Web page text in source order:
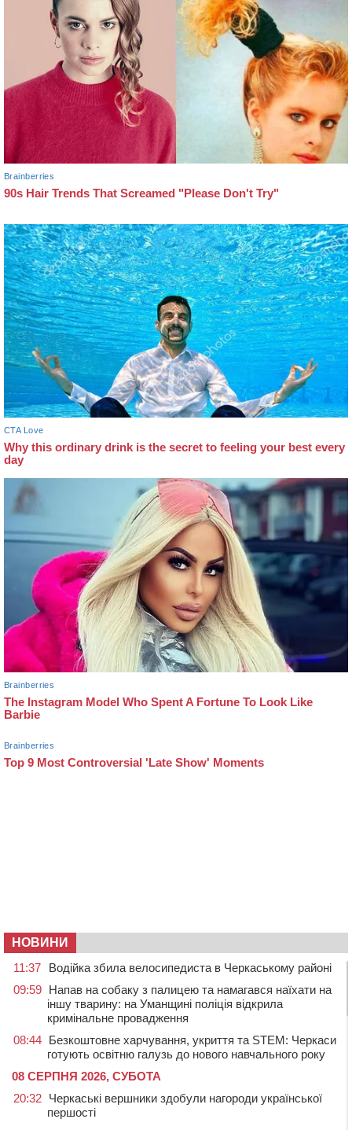
НОВИНИ
11:37
Водійка збила велосипедиста в Черкаському районі
09:59 Напав на собаку з палицею та намагався наїхати на
іншу тварину: на Уманщині поліція відкрила
кримінальне провадження
08:44 Безкоштовне харчування, укриття та STEM: Черкаси
готують освітню галузь до нового навчального року
08 СЕРПНЯ 2026, СУБОТА
20:32 Черкаські вершники здобули нагороди української
першості